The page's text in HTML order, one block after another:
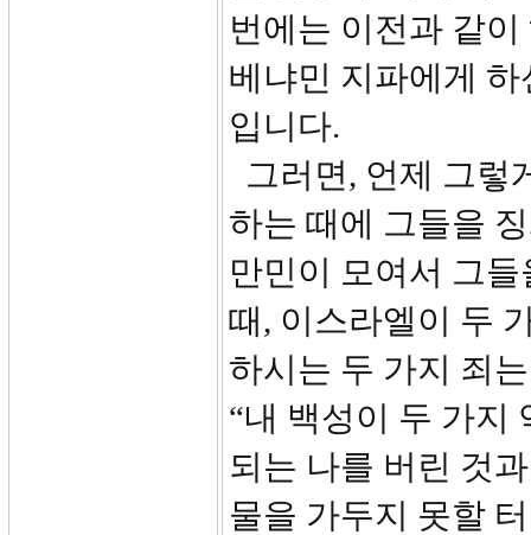
번에는 이전과 같
베냐민 지파에게
입니다.
그러면, 언제 그렇
하는 때에 그들을
만민이 모여서 그
때, 이스라엘이 두
하시는 두 가지 죄
“내 백성이 두 가지
되는 나를 버린 것
물을 가두지 못할